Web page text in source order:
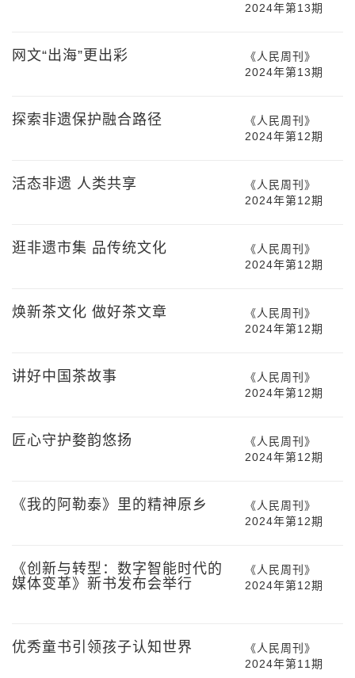
2024年第13期
网文“出海”更出彩
《人民周刊》
2024年第13期
探索非遗保护融合路径
《人民周刊》
2024年第12期
活态非遗 人类共享
《人民周刊》
2024年第12期
逛非遗市集 品传统文化
《人民周刊》
2024年第12期
焕新茶文化 做好茶文章
《人民周刊》
2024年第12期
讲好中国茶故事
《人民周刊》
2024年第12期
匠心守护婺韵悠扬
《人民周刊》
2024年第12期
《我的阿勒泰》里的精神原乡
《人民周刊》
2024年第12期
《创新与转型：数字智能时代的
媒体变革》新书发布会举行
《人民周刊》
2024年第12期
优秀童书引领孩子认知世界
《人民周刊》
2024年第11期